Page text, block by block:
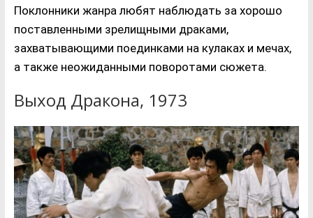
Поклонники жанра любят наблюдать за хорошо
поставленными зрелищными драками,
захватывающими поединками на кулаках и мечах,
а также неожиданными поворотами сюжета.
Выход Дракона, 1973